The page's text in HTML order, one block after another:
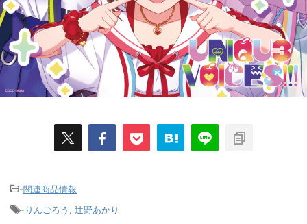
-関連商品情報
-りんごろう 辻野あかり